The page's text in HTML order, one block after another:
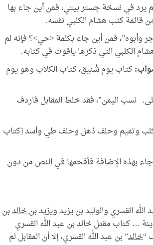
لم يرد في نسخة جستر بيتي، فمن أين جاء بها
قائمة كتب هشام الكلبي نفسه.
وأبوه”، فمن أين جاء بكلمة <حي>؟ فإنه لم
الكلبي التي ذكرها ياقوت في كتابه.
كتاب يوم شُنيق، كتاب الكلاب وهو يوم
نسب اليمن”، فقد خلط المقابل فاردف
كلب وتميم وحلف ذهل وحلف طي وأسد [كتاب
بهذه الإضافة فأقحمها في النص من دون
القسري والوليد بن يزيد ويزيد بنخالدبن
… كتاب مقتل خالد بن عبد الله القسري
“خالد” بن عبد الله القسري، إلا أن المقابل لم